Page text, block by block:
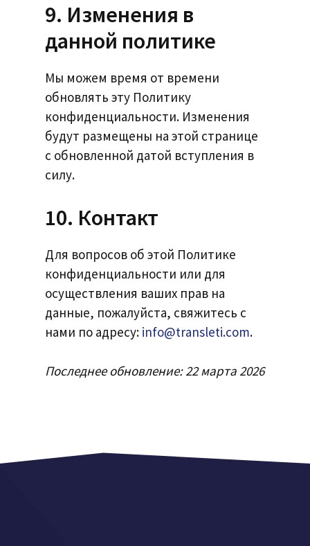
9. Изменения в
данной политике
Мы можем время от времени
обновлять эту Политику
конфиденциальности. Изменения
будут размещены на этой странице
с обновленной датой вступления в
силу.
10. Контакт
Для вопросов об этой Политике
конфиденциальности или для
осуществления ваших прав на
данные, пожалуйста, свяжитесь с
нами по адресу: info@transleti.com.
Последнее обновление: 22 марта 2026